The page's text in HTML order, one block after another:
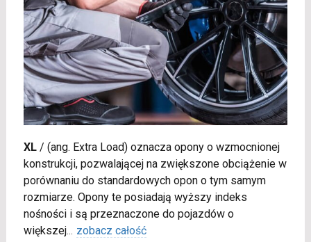
XL/ (ang. Extra Load) oznacza opony o wzmocnionej
konstrukcji, pozwalającej na zwiększone obciążenie w
porównaniu do standardowych opon o tym samym
rozmiarze. Opony te posiadają wyższy indeks
nośności i są przeznaczone do pojazdów o
większej... zobacz całość